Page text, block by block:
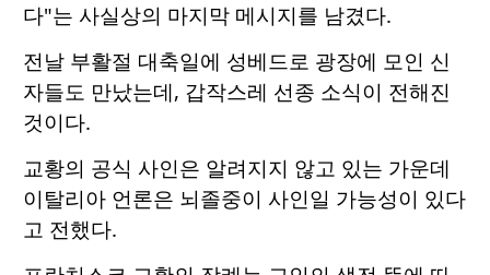
다"는 사실상의 마지막 메시지를 남겼다.
전날 부활절 대축일에 성베드로 광장에 모인 신
자들도 만났는데, 갑작스레 선종 소식이 전해진
것이다.
교황의 공식 사인은 알려지지 않고 있는 가운데
이탈리아 언론은 뇌졸중이 사인일 가능성이 있다
고 전했다.